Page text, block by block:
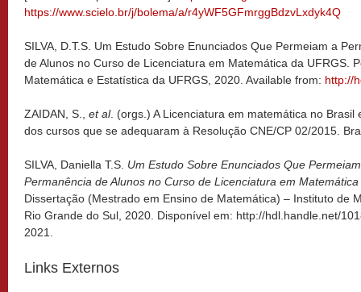
https://www.scielo.br/j/bolema/a/r4yWF5GFmrggBdzvLxdyk4Q
SILVA, D.T.S. Um Estudo Sobre Enunciados Que Permeiam a
de Alunos no Curso de Licenciatura em Matemática da UFRGS.
Matemática e Estatística da UFRGS, 2020. Available from: http://
ZAIDAN, S., et al. (orgs.) A Licenciatura em matemática no
dos cursos que se adequaram à Resolução CNE/CP 02/2015.
SILVA, Daniella T.S. Um Estudo Sobre Enunciados Que
Permanência de Alunos no Curso de Licenciatura em
Dissertação (Mestrado em Ensino de Matemática) – Instituto de
Rio Grande do Sul, 2020. Disponível em: http://hdl.handle.net/
2021.
Links Externos